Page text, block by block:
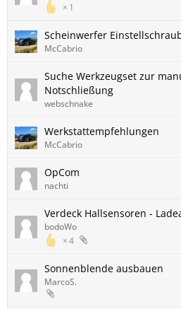
1
Scheinwerfer
McCabrio
Suche Werkzeugset zur
Notschließung
webschnake
Werkstattempfehlungen
McCabrio
OpCom
nachti
Verdeck Hallsensoren -
4
bodoWo
Sonnenblende ausbauen
MarcoS.